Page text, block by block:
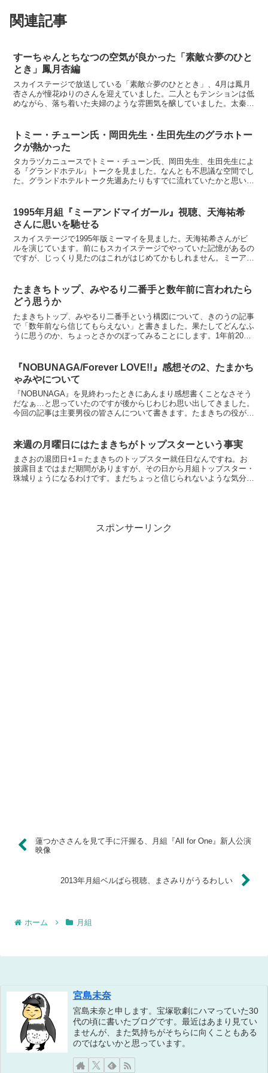
関連記事
すーちゃんとちなつの空気が良かった「素敵☆夢のひと
とき」鳳月杏編
スカイステージで放送している「素敵☆夢のひととき」、4月は鳳月
杏さんが憧花ゆりのさんを迎えていました。二人ともテンションは低
めながら、落ち着いた夫婦のような雰囲気を醸していました。太秦映
トミー・チューン氏・岡田先生・生田先生のグラホトー
クが熱かった
タカラヅカニュースでトミー・チューン氏、岡田先生、生田先生によ
る『グランドホテル』トークを見ました。なんとも不思議な空間でし
た。グランドホテルトーク先週あたりもすでに流れていたかと思いま
1995年月組『ミーアンドマイガール』視聴、天海祐希
さんに思いを馳せる
スカイステージで1995年版ミーマイを見ました。天海祐希さんがビ
ルを演じています。前にもスカイステージでやっていた記憶があるの
ですが、じっくり見たのはこれがはじめてかもしれません。ミーアン
たまきちトップ、みやるり二番手と数年前に言われたら
どう思うか
たまきちトップ、みやるり二番手という構図について、きのうの記事
で「数年前なら信じてもらえない」と書きました。果たしてどんなふ
うに思うのか、ちょっとさかのぼってみることにします。1年前2016
『NOBUNAGA/Forever LOVE!!』感想その2、たまかち
ゃみやについて
『NOBUNAGA』を見終わったときにあんまり感想書くことなさそう
だなぁ…と思っていたのですが後からじわじわ思い出してきました。
今回の記事は主要男役の皆さんについて書きます。たまきちの役が微
来週の月曜日にはたまきちがトップスターという事実
まさおの退団日+1＝たまきちのトップスター就任日なんですね。お
披露目まではまだ期間がありますが、その日から月組トップスター・
珠城りょうになるわけです。まだちょっと信じられないような気分で
スポンサーリンク
蓮つかささんを見て手に汗握る、月組『All for One』新人公演
映像
2013年月組ベルばら視聴、まさみりがうるわしい
ホーム 月組
宮島未奈
宮島未奈と申します。宝塚歌劇にハマっていた30
代の頃に書いたブログです。最近はあまり見てい
ませんが、また気持ちがそちらに向くこともある
のではないかと思っています。